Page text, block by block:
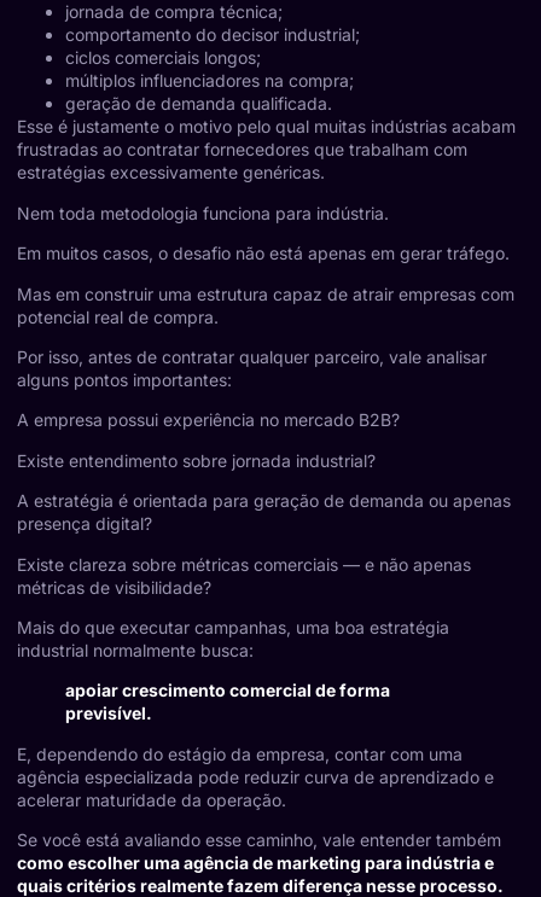
jornada de compra técnica;
comportamento do decisor industrial;
ciclos comerciais longos;
múltiplos influenciadores na compra;
geração de demanda qualificada.
Esse é justamente o motivo pelo qual muitas indústrias acabam
frustradas ao contratar fornecedores que trabalham com
estratégias excessivamente genéricas.
Nem toda metodologia funciona para indústria.
Em muitos casos, o desafio não está apenas em gerar tráfego.
Mas em construir uma estrutura capaz de atrair empresas com
potencial real de compra.
Por isso, antes de contratar qualquer parceiro, vale analisar
alguns pontos importantes:
A empresa possui experiência no mercado B2B?
Existe entendimento sobre jornada industrial?
A estratégia é orientada para geração de demanda ou apenas
presença digital?
Existe clareza sobre métricas comerciais — e não apenas
métricas de visibilidade?
Mais do que executar campanhas, uma boa estratégia
industrial normalmente busca:
apoiar crescimento comercial de forma
previsível.
E, dependendo do estágio da empresa, contar com uma
agência especializada pode reduzir curva de aprendizado e
acelerar maturidade da operação.
Se você está avaliando esse caminho, vale entender também
como escolher uma agência de marketing para indústria e
quais critérios realmente fazem diferença nesse processo.